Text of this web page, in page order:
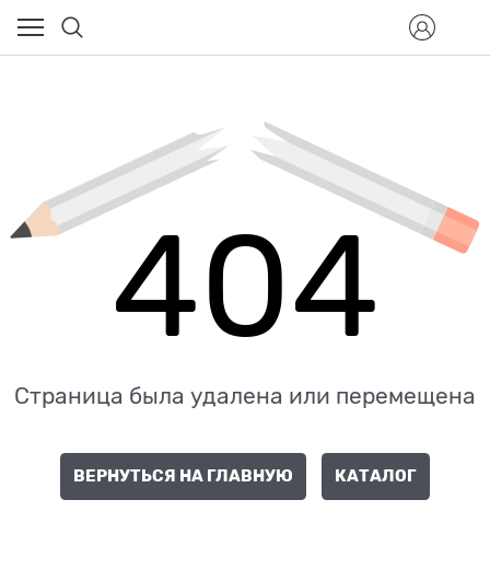
404
Страница была удалена или перемещена
ВЕРНУТЬСЯ НА ГЛАВНУЮ КАТАЛОГ